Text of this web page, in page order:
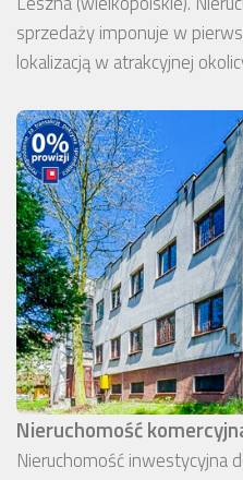
sprzedaży imponuje w
lokalizacją w atrakcyjnej
Nieruchomość
Nieruchomość inwestycyjna